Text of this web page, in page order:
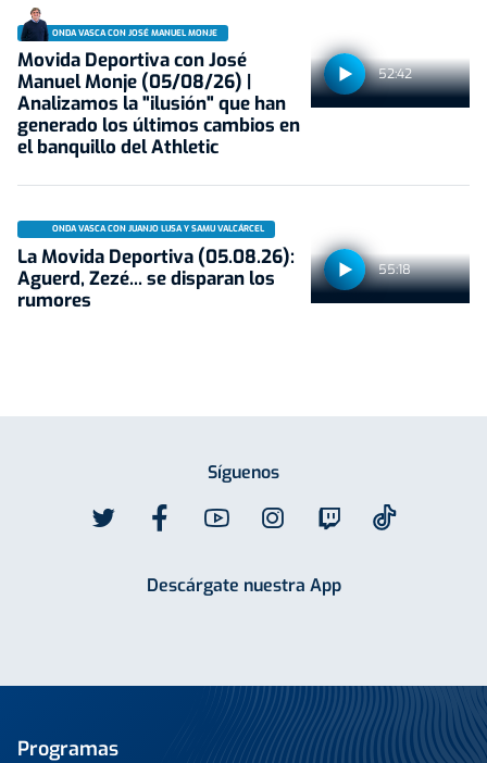
52:42
ONDA VASCA CON JOSÉ MANUEL MONJE
Movida Deportiva con José
Manuel Monje (05/08/26) |
Analizamos la "ilusión" que han
generado los últimos cambios en
el banquillo del Athletic
55:18
ONDA VASCA CON JUANJO LUSA Y SAMU VALCÁRCEL
La Movida Deportiva (05.08.26):
Aguerd, Zezé... se disparan los
rumores
Síguenos
Descárgate nuestra App
Programas